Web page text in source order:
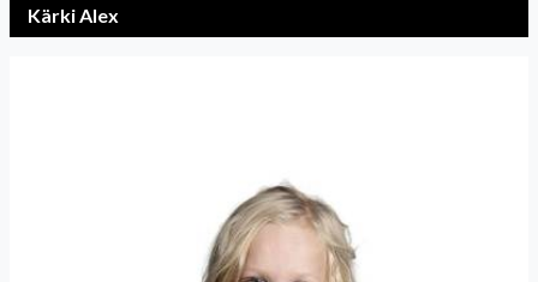
Kärki Alex